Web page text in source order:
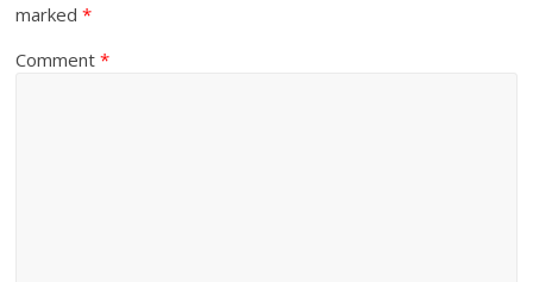
marked*
Comment*